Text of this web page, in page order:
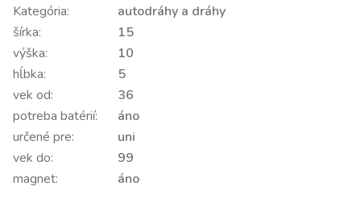
Kategória:
autodráhy a dráhy
šírka:
15
výška:
10
hĺbka:
5
vek od:
36
potreba batérií:
áno
určené pre:
uni
vek do:
99
magnet:
áno